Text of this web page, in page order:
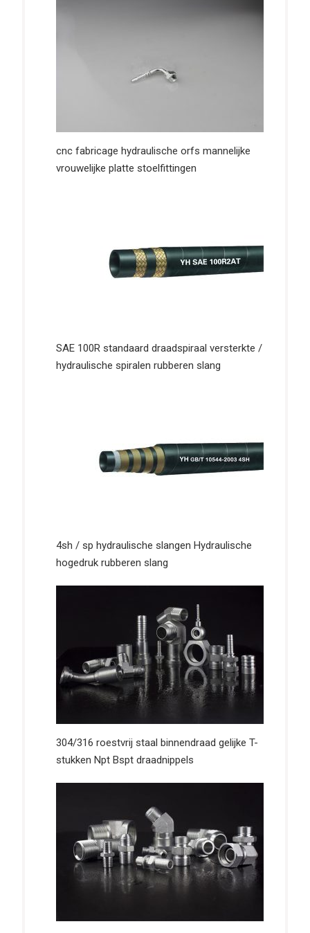
cnc fabricage hydraulische orfs mannelijke
vrouwelijke platte stoelfittingen
SAE 100R standaard draadspiraal versterkte /
hydraulische spiralen rubberen slang
4sh / sp hydraulische slangen Hydraulische
hogedruk rubberen slang
304/316 roestvrij staal binnendraad gelijke T-
stukken Npt Bspt draadnippels